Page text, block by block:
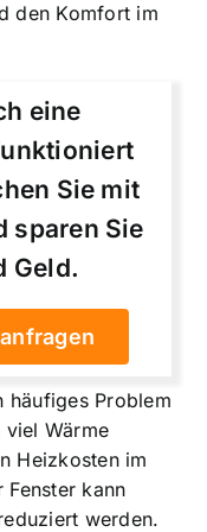
den Komfort im
eine
Sie mit
sparen Sie
Geld.
häufiges Problem
viel Wärme
Heizkosten im
Fenster kann
werden.